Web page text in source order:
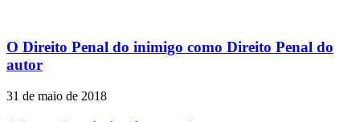
O Direito Penal do inimigo como Direito Penal do
autor
31 de maio de 2018